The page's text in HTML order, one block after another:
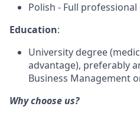
Polish - Full
Education:
University degree
advantage), preferably
Business Management
Why choose us?